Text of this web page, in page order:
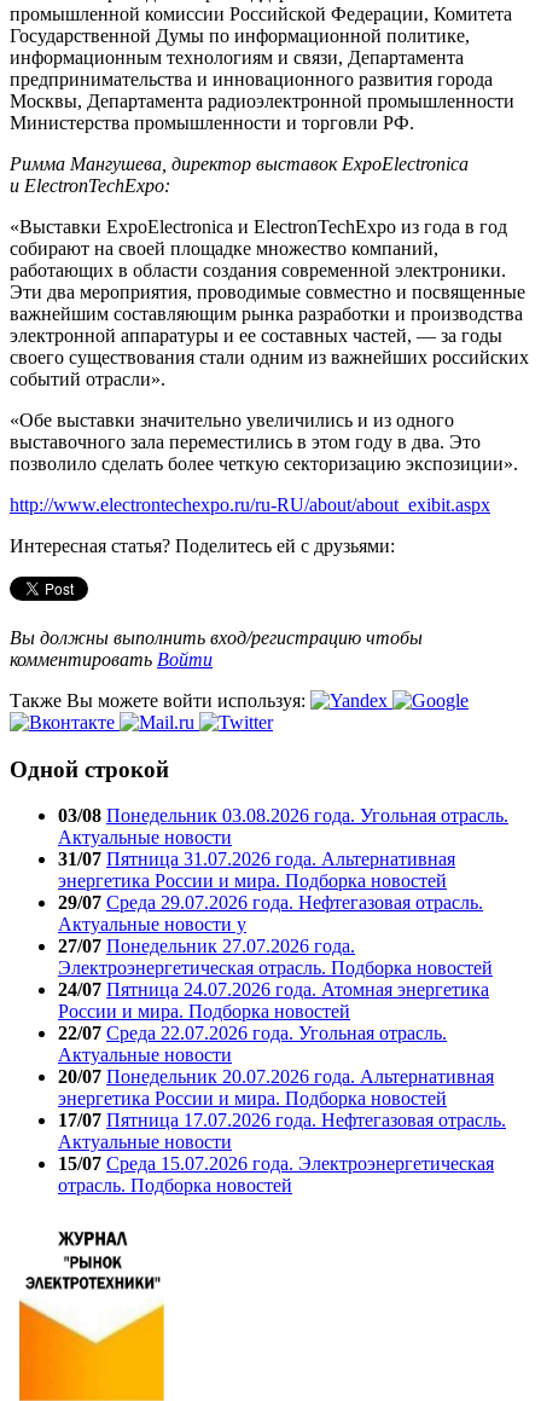
промышленной комиссии Российской Федерации, Комитета
Государственной Думы по информационной политике,
информационным технологиям и связи, Департамента
предпринимательства и инновационного развития города
Москвы, Департамента радиоэлектронной промышленности
Министерства промышленности и торговли РФ.
Римма Мангушева, директор выставок ExpoElectronica
и ElectronTechExpo:
«Выставки ExpoElectronica и ElectronTechExpo из года в год
собирают на своей площадке множество компаний,
работающих в области создания современной электроники.
Эти два мероприятия, проводимые совместно и посвященные
важнейшим составляющим рынка разработки и производства
электронной аппаратуры и ее составных частей, — за годы
своего существования стали одним из важнейших российских
событий отрасли».
«Обе выставки значительно увеличились и из одного
выставочного зала переместились в этом году в два. Это
позволило сделать более четкую секторизацию экспозиции».
http://www.electrontechexpo.ru/ru-RU/about/about_exibit.aspx
Интересная статья? Поделитесь ей с друзьями:
Вы должны выполнить вход/регистрацию чтобы
комментировать Войти
Также Вы можете войти используя:
Одной строкой
03/08 Понедельник 03.08.2026 года. Угольная отрасль.
Актуальные новости
31/07 Пятница 31.07.2026 года. Альтернативная
энергетика России и мира. Подборка новостей
29/07 Среда 29.07.2026 года. Нефтегазовая отрасль.
Актуальные новости у
27/07 Понедельник 27.07.2026 года.
Электроэнергетическая отрасль. Подборка новостей
24/07 Пятница 24.07.2026 года. Атомная энергетика
России и мира. Подборка новостей
22/07 Среда 22.07.2026 года. Угольная отрасль.
Актуальные новости
20/07 Понедельник 20.07.2026 года. Альтернативная
энергетика России и мира. Подборка новостей
17/07 Пятница 17.07.2026 года. Нефтегазовая отрасль.
Актуальные новости
15/07 Среда 15.07.2026 года. Электроэнергетическая
отрасль. Подборка новостей